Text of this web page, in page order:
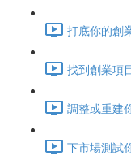
打底你的創
找到創業項
調整或重建
下市場測試